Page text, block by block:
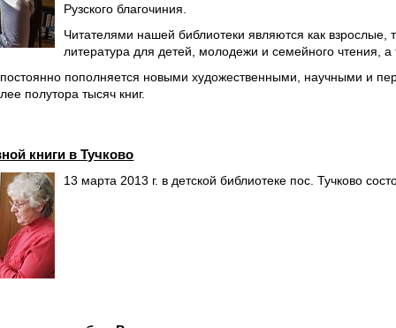
Рузского благочиния.
Читателями нашей библиотеки являются как взрослые,
литература для детей, молодежи и семейного чтения, а
пополняется новыми художественными, научными и
полутора тысяч книг.
книги в Тучково
13 марта 2013 г. в детской библиотеке пос. Тучково